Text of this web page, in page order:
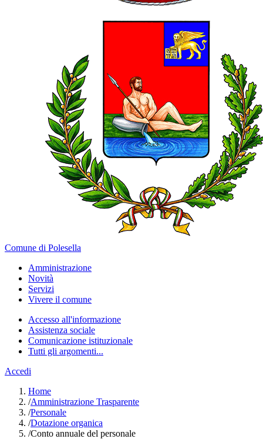
Comune di Polesella
Amministrazione
Novità
Servizi
Vivere il comune
Accesso all'informazione
Assistenza sociale
Comunicazione istituzionale
Tutti gli argomenti...
Accedi
Home
/Amministrazione Trasparente
/Personale
/Dotazione organica
/Conto annuale del personale